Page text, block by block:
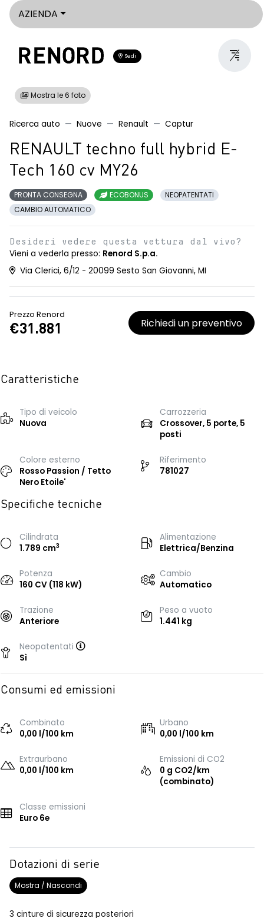
AZIENDA
Sedi
Mostra le 6 foto
Ricerca auto Nuove Renault Captur
RENAULT techno full hybrid E-
Tech 160 cv MY26
PRONTA CONSEGNA ECOBONUS
NEOPATENTATI
CAMBIO AUTOMATICO
Desideri vedere questa vettura dal vivo?
Vieni a vederla presso: Renord S.p.a.
Via Clerici, 6/12 - 20099 Sesto San Giovanni, MI
Prezzo Renord
€31.881 Richiedi un preventivo
Caratteristiche
Tipo di veicolo
Nuova
Carrozzeria
Crossover, 5 porte, 5
posti
Colore esterno
Rosso Passion / Tetto
Nero Etoile'
Riferimento
781027
Specifiche tecniche
Cilindrata
1.789 cm3
Alimentazione
Elettrica/Benzina
Potenza
160 CV (118 kW)
Cambio
Automatico
Trazione
Anteriore
Peso a vuoto
1.441 kg
Neopatentati
Sì
Consumi ed emissioni
Combinato
0,00 l/100 km
Urbano
0,00 l/100 km
Extraurbano
0,00 l/100 km
Emissioni di CO2
0 g CO2/km
(combinato)
Classe emissioni
Euro 6e
Dotazioni di serie
Mostra / Nascondi
3 cinture di sicurezza posteriori